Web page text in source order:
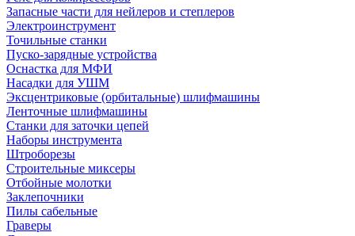
Запасные части для нейлеров и степлеров
Электроинструмент
Точильные станки
Пуско-зарядные устройства
Оснастка для МФИ
Насадки для УШМ
Эксцентриковые (орбитальные) шлифмашины
Ленточные шлифмашины
Станки для заточки цепей
Наборы инструмента
Штроборезы
Строительные миксеры
Отбойные молотки
Заклепочники
Пилы сабельные
Граверы